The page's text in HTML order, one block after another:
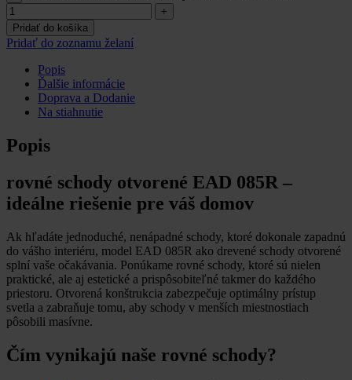
Pridať do košíka
Pridať do zoznamu želaní
Popis
Ďalšie informácie
Doprava a Dodanie
Na stiahnutie
Popis
rovné schody otvorené EAD 085R –
ideálne riešenie pre váš domov
Ak hľadáte jednoduché, nenápadné schody, ktoré dokonale zapadnú
do vášho interiéru, model EAD 085R ako drevené schody otvorené
splní vaše očakávania. Ponúkame rovné schody, ktoré sú nielen
praktické, ale aj estetické a prispôsobiteľné takmer do každého
priestoru. Otvorená konštrukcia zabezpečuje optimálny prístup
svetla a zabraňuje tomu, aby schody v menších miestnostiach
pôsobili masívne.
Čím vynikajú naše rovné schody?